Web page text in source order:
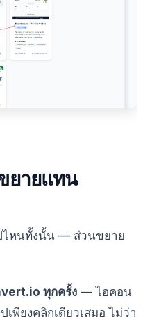
ยายแทน
ไหนทั้งนั้น — ส่วนขยาย
ทุกครั้ง— ไอคอน
พียงคลิกเดียวเสมอ ไม่ว่า